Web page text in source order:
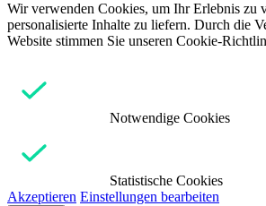
Wir verwenden Cookies, um Ihr Erlebnis zu
personalisierte Inhalte zu liefern. Durch die
Website stimmen Sie unseren Cookie-
Notwendige Cookies
Statistische Cookies
Akzeptieren Einstellungen bearbeiten